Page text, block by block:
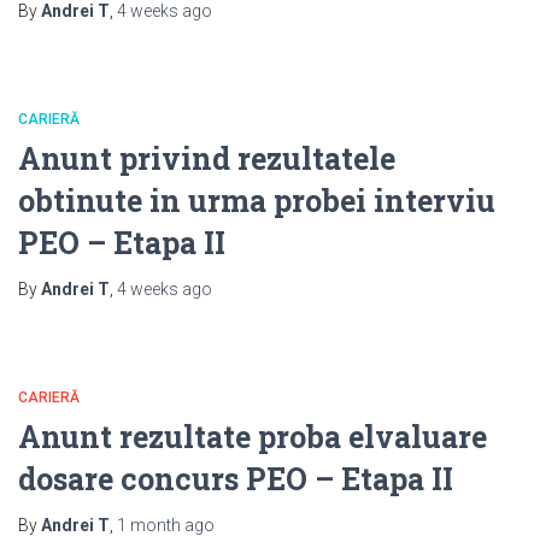
ByAndrei T 4 weeks ago
CARIERĂ
Anunt privind rezultatele
obtinute in urma probei interviu
PEO – Etapa II
ByAndrei T 4 weeks ago
CARIERĂ
Anunt rezultate proba elvaluare
dosare concurs PEO – Etapa II
ByAndrei T 1 month ago